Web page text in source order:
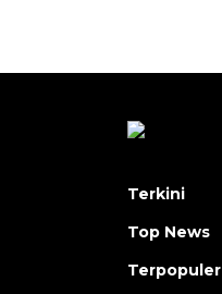
Terkini
Top News
Terpopuler